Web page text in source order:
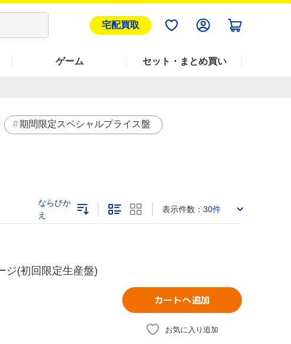
宅配買取
ゲーム セット・まとめ買い
期間限定スペシャルプライス盤
ならびか
え
表示件数： 30件
ジ(初回限定生産盤)
カートへ追加
お気に入り追加